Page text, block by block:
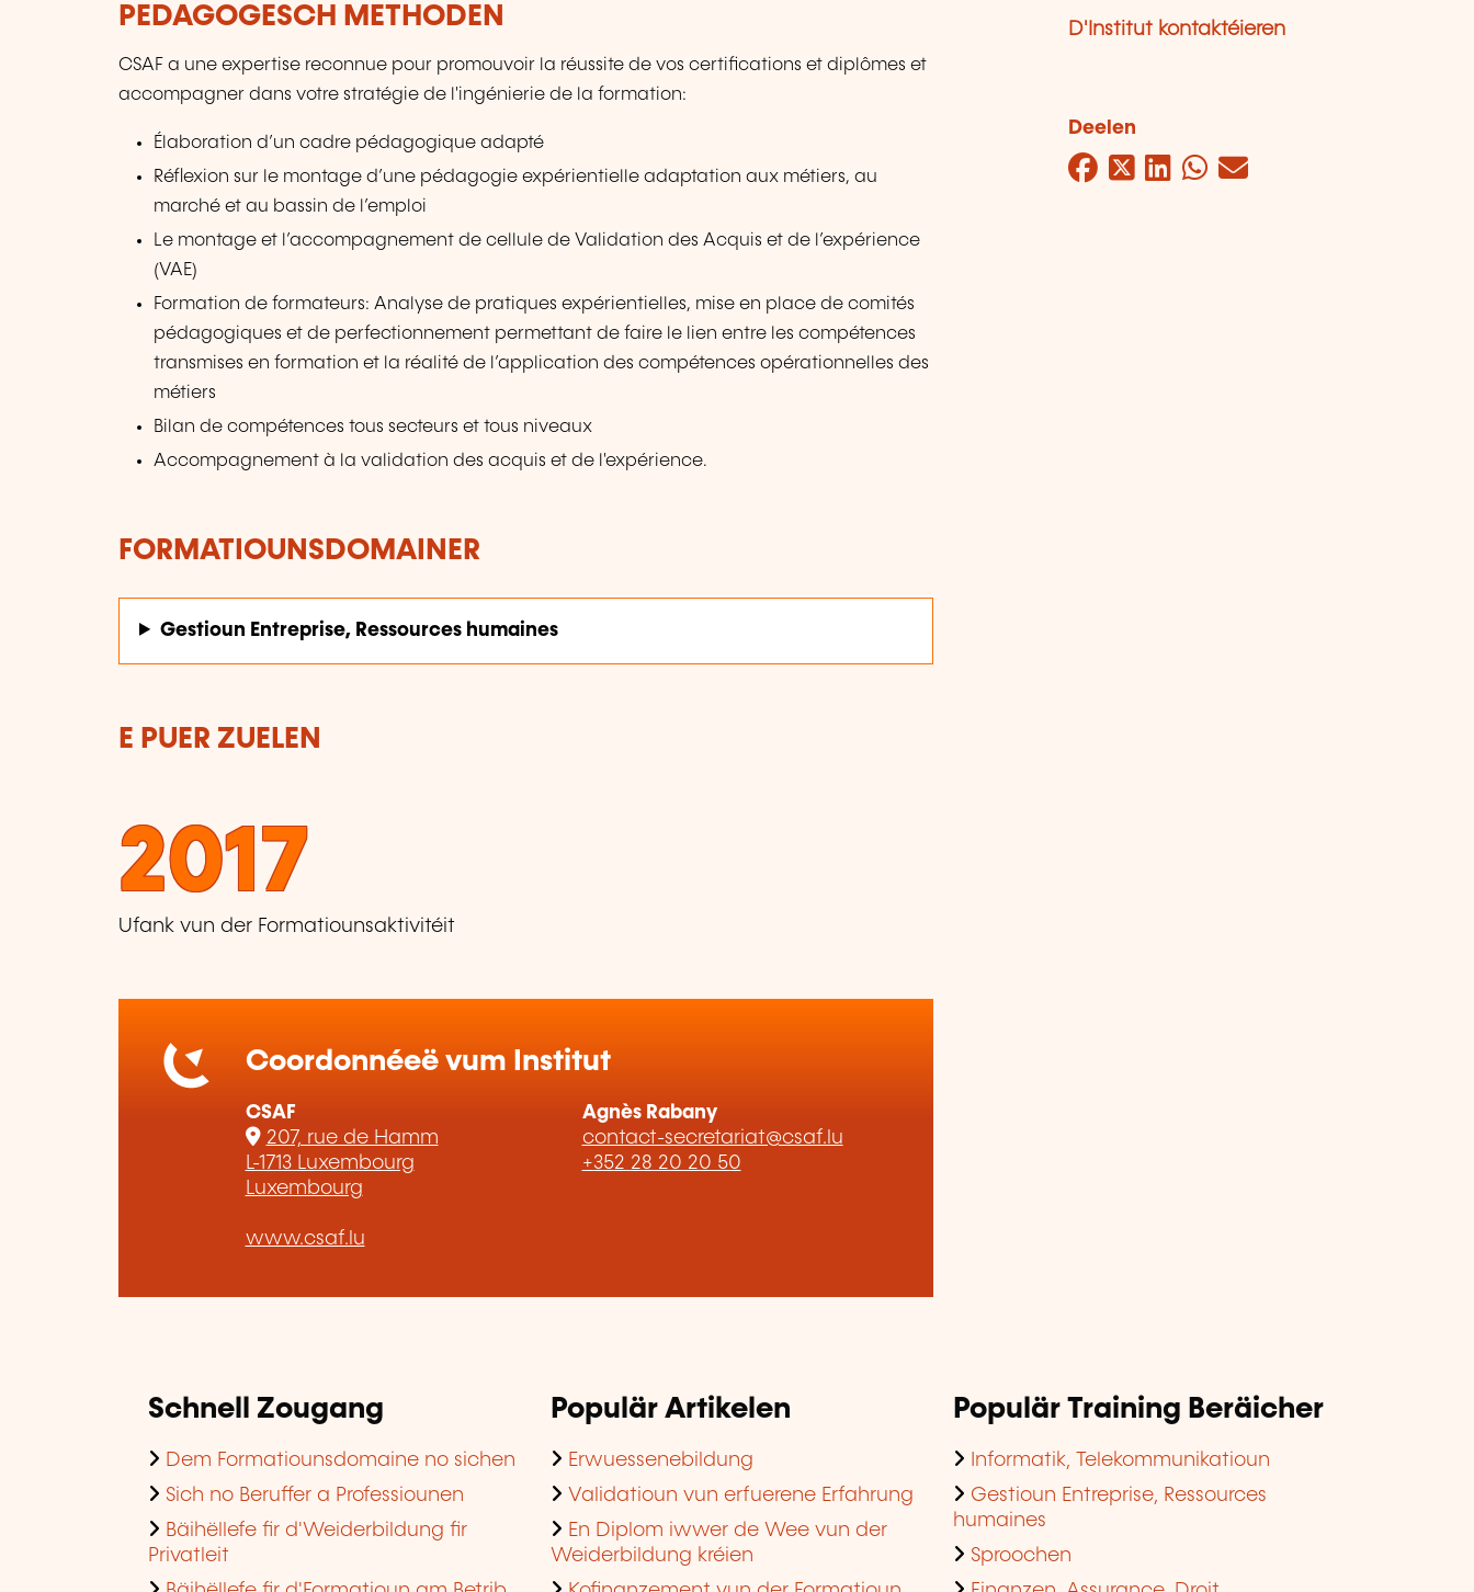
PEDAGOGESCH METHODEN
CSAF a une expertise reconnue pour promouvoir la réussite de vos certifications et diplômes et
accompagner dans votre stratégie de l'ingénierie de la formation:
Élaboration d’un cadre pédagogique adapté
Réflexion sur le montage d’une pédagogie expérientielle adaptation aux métiers, au
marché et au bassin de l’emploi
Le montage et l’accompagnement de cellule de Validation des Acquis et de l’expérience
(VAE)
Formation de formateurs: Analyse de pratiques expérientielles, mise en place de comités
pédagogiques et de perfectionnement permettant de faire le lien entre les compétences
transmises en formation et la réalité de l’application des compétences opérationnelles des
métiers
Bilan de compétences tous secteurs et tous niveaux
Accompagnement à la validation des acquis et de l'expérience.
FORMATIOUNSDOMAINER
Gestioun Entreprise, Ressources humaines
E PUER ZUELEN
2017
Ufank vun der Formatiounsaktivitéit
Coordonnéeë vum Institut
CSAF
207, rue de Hamm
L-1713 Luxembourg
Luxembourg
www.csaf.lu
Agnès Rabany
contact-secretariat@csaf.lu
+352 28 20 20 50
D'Institut kontaktéieren
Deelen
Facebook
Twitter
LinkedIn
WhatsApp
Mail
Schnell Zougang
Dem Formatiounsdomaine no sichen
Sich no Beruffer a Professiounen
Bäihëllefe fir d'Weiderbildung fir
Privatleit
Populär Artikelen
Erwuessenebildung
Validatioun vun erfuerene Erfahrung
En Diplom iwwer de Wee vun der
Weiderbildung kréien
Populär Training Beräicher
Informatik, Telekommunikatioun
Gestioun Entreprise, Ressources
humaines
Sproochen